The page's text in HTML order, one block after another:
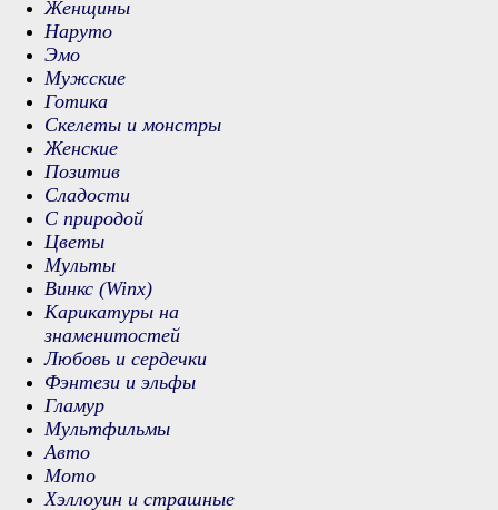
Женщины
Наруто
Эмо
Мужские
Готика
Скелеты и монстры
Женские
Позитив
Сладости
С природой
Цветы
Мульты
Винкс (Winx)
Карикатуры на
знаменитостей
Любовь и сердечки
Фэнтези и эльфы
Гламур
Мультфильмы
Авто
Мото
Хэллоуин и страшные